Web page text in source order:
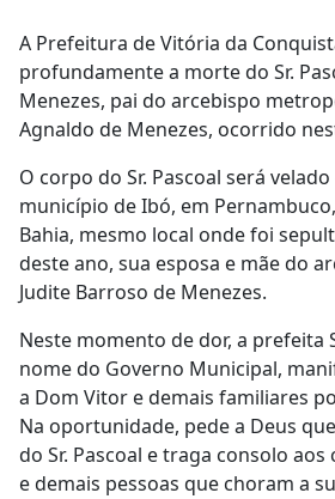
A Prefeitura de Vitória da
profundamente a morte do Sr.
Menezes, pai do arcebispo
Agnaldo de Menezes, ocorrido
O corpo do Sr. Pascoal será
município de Ibó, em
Bahia, mesmo local onde foi
deste ano, sua esposa e mãe do
Judite Barroso de Menezes.
Neste momento de dor, a prefeita
nome do Governo Municipal,
a Dom Vitor e demais familiares
Na oportunidade, pede a Deus
do Sr. Pascoal e traga consolo
e demais pessoas que choram a